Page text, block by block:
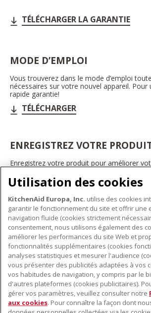
TÉLÉCHARGER LA GARANTIE
MODE D’EMPLOI
Vous trouverez dans le mode d’emploi
nécessaires sur votre nouvel appareil. Pour
rapide garantie!
TÉLÉCHARGER
ENREGISTREZ VOTRE
Enregistrez votre produit pour améliorer
bénéficier d'offres et de promotions
conseils et des astuces, et bien plus encore.
INSCRIVEZ-VOUS DÈS À PRÉSENT
À PROPOS DE KITCHENAID
À propos de KitchenAid
Histoire de la marque
Communiqués de presse
NOS PRODUITS
Petits électroménagers
Matériel de cuisine
SERVICE CLIENT
Utilisation des cookies
KitchenAid Europa, Inc. utilise des cookies
garantir le fonctionnement du site et offrir une
navigation fluide (cookies strictement
consentement, nous utilisons également des
améliorer les performances du site Web et
fonctionnalités supplémentaires (cookies
analyses statistiques et mesurer l'audience
vous présenter des publicités adaptées à vos
vos habitudes de navigation, y compris par le
d'autres plateformes (cookies publicitaires).
gérer vos paramètres, veuillez consulter notre
aux cookies. Pour connaître la façon dont